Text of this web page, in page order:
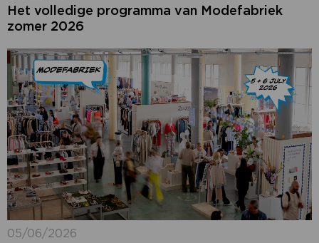
Het volledige programma van Modefabriek
zomer 2026
05/06/2026